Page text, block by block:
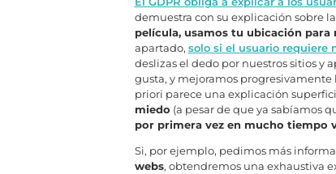
demuestra con su explicación sobre
película, usamos tu ubicación
apartado, solo si el usuario requiere
deslizas el dedo por nuestros sitios y
gusta, y mejoramos progresivamente
priori parece una explicación
miedo (a pesar de que ya sabíamos
por primera vez en mucho tiempo
Si, por ejemplo, pedimos más
webs, obtendremos una exhaustiva